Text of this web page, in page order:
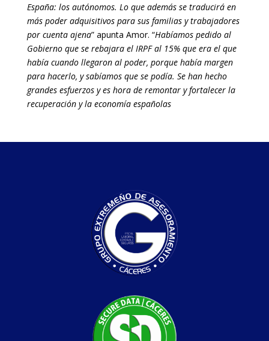
España: los autónomos. Lo que además se traducirá en
más poder adquisitivos para sus familias y trabajadores
por cuenta ajena” apunta Amor. “Habíamos pedido al
Gobierno que se rebajara el IRPF al 15% que era el que
había cuando llegaron al poder, porque había margen
para hacerlo, y sabíamos que se podía. Se han hecho
grandes esfuerzos y es hora de remontar y fortalecer la
recuperación y la economía españolas